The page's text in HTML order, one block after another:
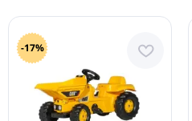
-17%